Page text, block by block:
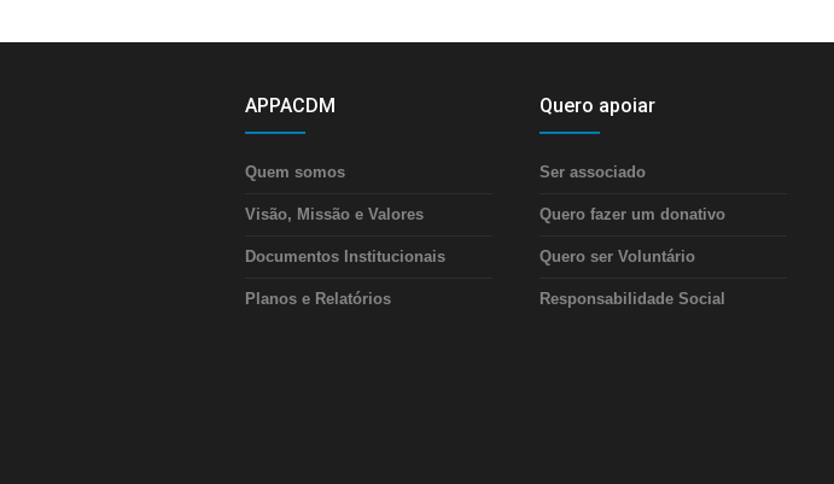
APPACDM
Quem somos
Visão, Missão e Valores
Documentos Institucionais
Planos e Relatórios
Quero apoiar
Ser associado
Quero fazer um donativo
Quero ser Voluntário
Responsabilidade Social